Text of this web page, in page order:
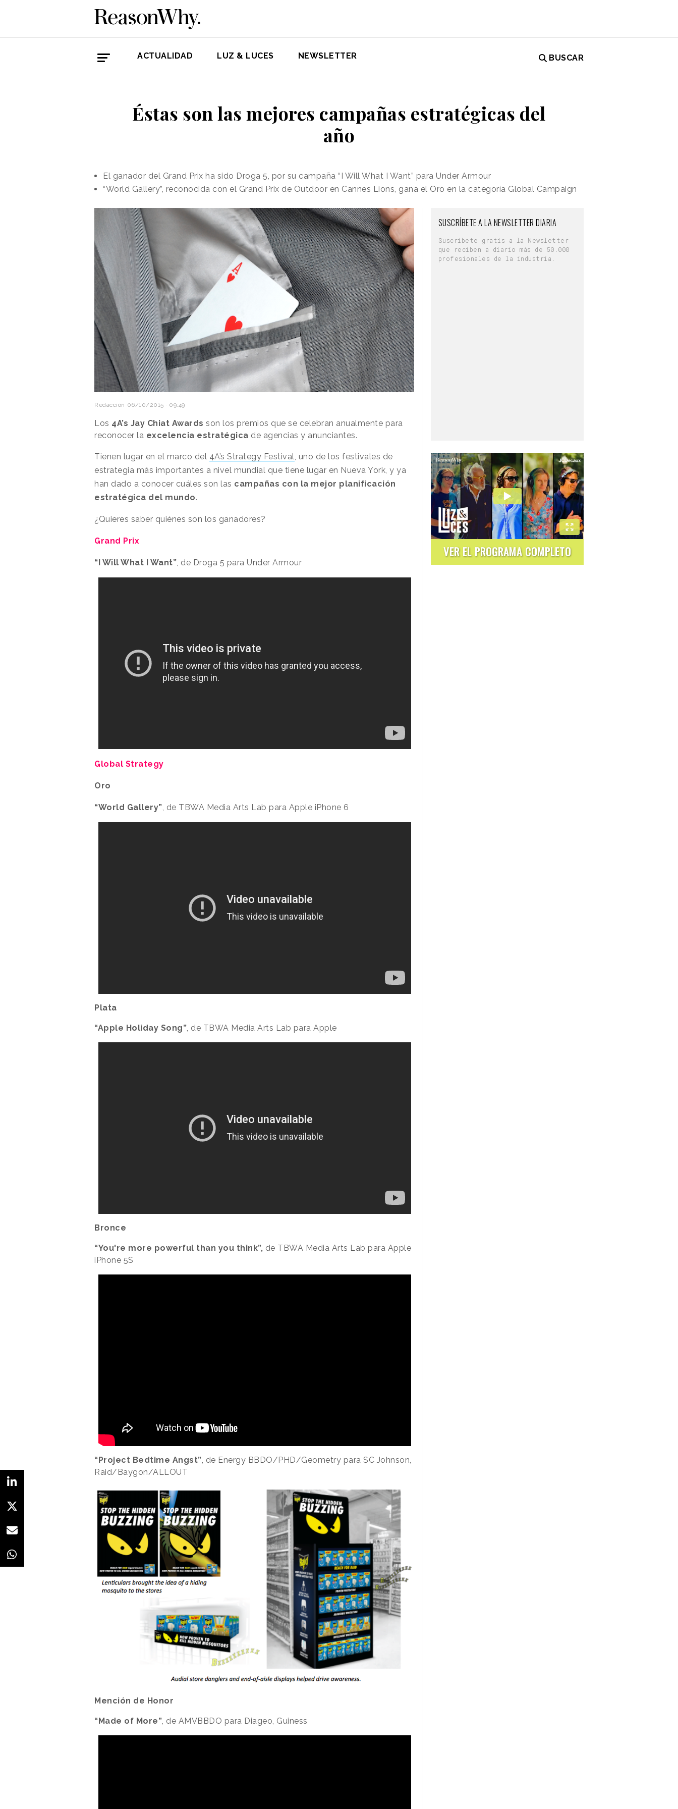
ACTUALIDAD LUZ & LUCES NEWSLETTER BUSCAR
Éstas son las mejores campañas estratégicas del
año
El ganador del Grand Prix ha sido Droga 5, por su campaña “I Will What I Want” para Under Armour
“World Gallery”, reconocida con el Grand Prix de Outdoor en Cannes Lions, gana el Oro en la categoría Global Campaign
Redacción 06/10/2015 · 09:49
Los 4A’s Jay Chiat Awards son los premios que se celebran anualmente para
reconocer la excelencia estratégica de agencias y anunciantes.
Tienen lugar en el marco del 4A’s Strategy Festival
, uno de los festivales de
estrategia más importantes a nivel mundial que tiene lugar en Nueva York, y ya
han dado a conocer cuáles son las campañas con la mejor planificación
estratégica del mundo.
¿Quieres saber quiénes son los ganadores?
Grand Prix
“I Will What I Want” , de Droga 5 para Under Armour
Global Strategy
Oro
“World Gallery” , de TBWA Media Arts Lab para Apple iPhone 6
Plata
“Apple Holiday Song” , de TBWA Media Arts Lab para Apple
Bronce
“You're more powerful than you think”, de TBWA Media Arts Lab para Apple
iPhone 5S
“Project Bedtime Angst” , de Energy BBDO/PHD/Geometry para SC Johnson,
Raid/Baygon/ALLOUT
Mención de Honor
“Made of More”, de AMVBBDO para Diageo, Guiness
SUSCRÍBETE A LA NEWSLETTER DIARIA
Suscríbete gratis a la Newsletter
que reciben a diario más de 50.000
profesionales de la industria.
VER EL PROGRAMA COMPLETO